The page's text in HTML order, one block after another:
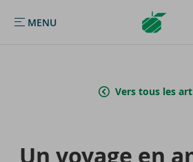
MENU
MENU
Argenta
Homepage
Vers tous les
Un voyage en